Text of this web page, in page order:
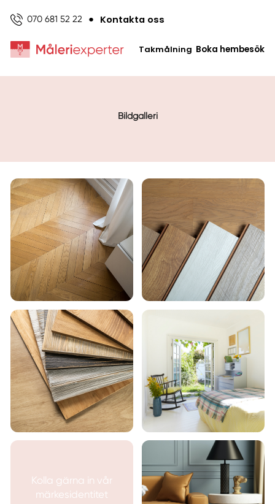
070 681 52 22 ● Kontakta oss
Takmålning Boka hembesök
Bildgalleri
Kolla gärna in vår
märkesidentitet